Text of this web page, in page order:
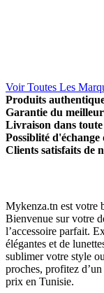
Voir Toutes Les
Produits
Garantie du
Livraison dans
Possiblité d'échange
Clients satisfaits de
Mykenza.tn est votre
Bienvenue sur votre
l’accessoire parfait.
élégantes et de
sublimer votre style
proches, profitez
prix en Tunisie.